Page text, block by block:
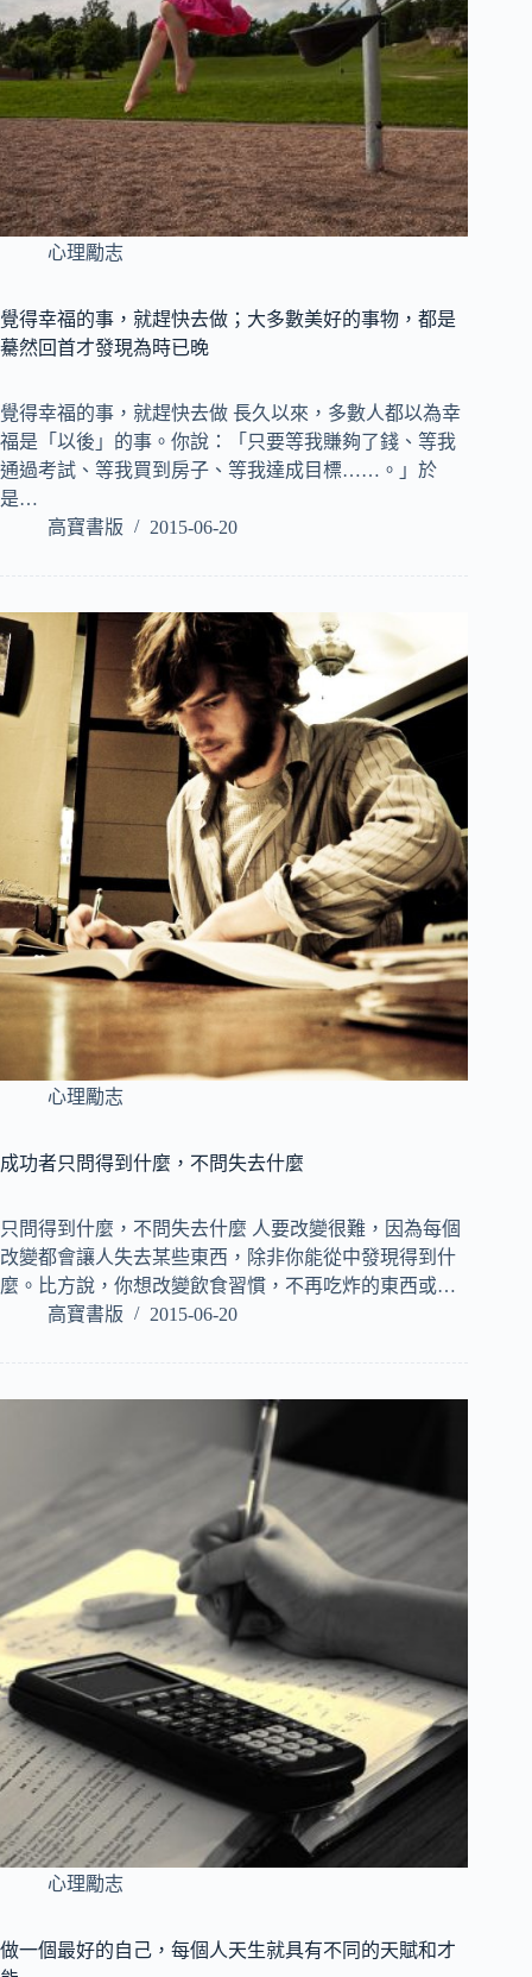
心理勵志
覺得幸福的事，就趕快去做；大多數美好的事物，都是
驀然回首才發現為時已晚
覺得幸福的事，就趕快去做 長久以來，多數人都以為幸
福是「以後」的事。你說：「只要等我賺夠了錢、等我
通過考試、等我買到房子、等我達成目標……。」於
是…
高寶書版
2015-06-20
心理勵志
成功者只問得到什麼，不問失去什麼
只問得到什麼，不問失去什麼 人要改變很難，因為每個
改變都會讓人失去某些東西，除非你能從中發現得到什
麼。比方說，你想改變飲食習慣，不再吃炸的東西或…
高寶書版
2015-06-20
心理勵志
做一個最好的自己，每個人天生就具有不同的天賦和才